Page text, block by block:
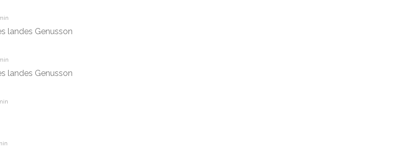
landes Genusson
landes Genusson